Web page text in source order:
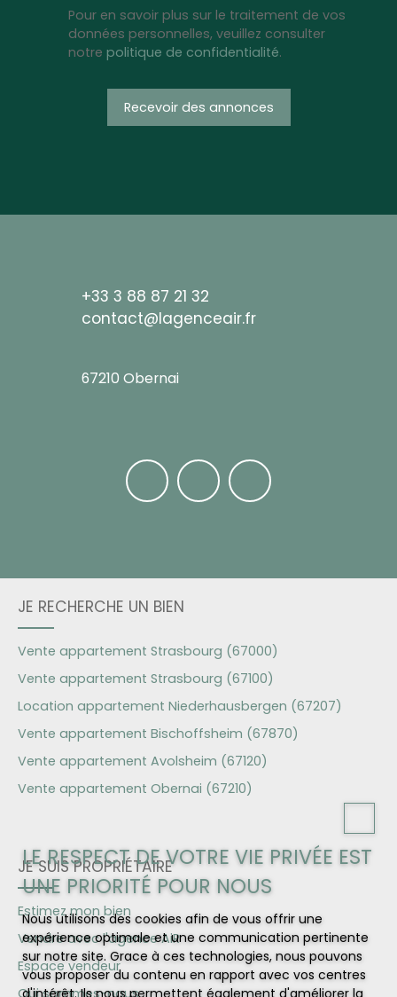
Pour en savoir plus sur le traitement de vos
données personnelles, veuillez consulter
notre politique de confidentialité.
Recevoir des annonces
+33 3 88 87 21 32
contact@lagenceair.fr
67210 Obernai
JE RECHERCHE UN BIEN
Vente appartement Strasbourg (67000)
Vente appartement Strasbourg (67100)
Location appartement Niederhausbergen (67207)
Vente appartement Bischoffsheim (67870)
Vente appartement Avolsheim (67120)
Vente appartement Obernai (67210)
JE SUIS PROPRIÉTAIRE
Estimez mon bien
Vendre avec l'agence AiR
Espace vendeur
Qui sommes-nous
LE RESPECT DE VOTRE VIE PRIVÉE EST
UNE PRIORITÉ POUR NOUS
Nous utilisons des cookies afin de vous offrir une
expérience optimale et une communication pertinente
sur notre site. Grace à ces technologies, nous pouvons
vous proposer du contenu en rapport avec vos centres
d'intérêt. Ils nous permettent également d'améliorer la